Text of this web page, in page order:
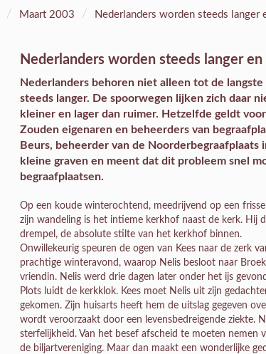
/ Maart 2003 / Nederlanders worden steeds langer
Nederlanders worden steeds langer
Nederlanders behoren niet alleen tot de
steeds langer. De spoorwegen lijken zich daar
kleiner en lager dan ruimer. Hetzelfde geldt
Zouden eigenaren en beheerders van
Beurs, beheerder van de
kleine graven en meent dat dit probleem snel
begraafplaatsen.
Op een koude winterochtend, meedrijvend op een
zijn wandeling is het intieme kerkhof naast de kerk.
drempel, de absolute stilte van het kerkhof binnen.
Onwillekeurig speuren de ogen van Kees naar de zerk
prachtige winteravond, waarop Nelis besloot naar
vriendin. Nelis werd drie dagen later onder het ijs
Plots luidt de kerkklok. Kees moet Nelis uit zijn
gekomen. Zijn huisarts heeft hem de uitslag gegeven
wordt veroorzaakt door een levensbedreigende ziekte.
sterfelijkheid. Van het besef afscheid te moeten nemen
de biljartvereniging. Maar dan maakt een wonderlijke